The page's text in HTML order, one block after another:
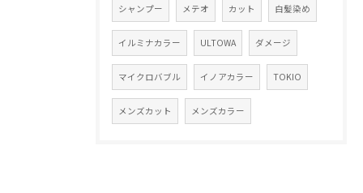
シャンプー メテオ カット 白髪染め
イルミナカラー ULTOWA ダメージ
マイクロバブル イノアカラー TOKIO
メンズカット メンズカラー